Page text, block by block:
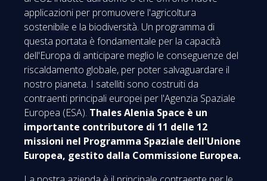
applicazioni per promuovere l'agricoltura
sostenibile e la biodiversità. Un programma di
questa portata è fondamentale per la capacità
dell'Europa di anticipare meglio le conseguenze del
riscaldamento globale, per poter salvaguardare il
nostro pianeta. I satelliti sono costruiti da
contraenti principali europei per l'Agenzia Spaziale
Europea (ESA). Thales Alenia Space è un
importante contributore di 11 delle 12
missioni nel Programma Spaziale dell'Unione
Europea, gestito dalla Commissione Europea.